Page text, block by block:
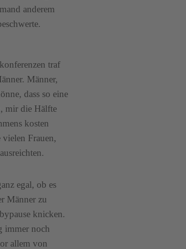
anderem
traf
Männer,
dass so eine
mir die Hälfte
kosten
Frauen,
egal, ob es
Männer zu
knicken.
immer noch
allem von